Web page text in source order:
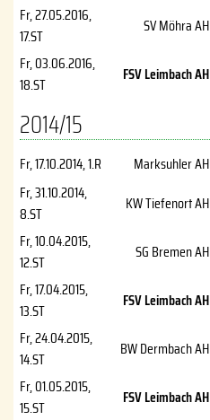
Fr, 27.05.2016,
17.ST
SV Möhra AH
Fr, 03.06.2016,
18.ST
FSV Leimbach AH
2014/15
Fr, 17.10.2014, 1.R Marksuhler AH
Fr, 31.10.2014,
8.ST
KW Tiefenort AH
Fr, 10.04.2015,
12.ST
SG Bremen AH
Fr, 17.04.2015,
13.ST
FSV Leimbach AH
Fr, 24.04.2015,
14.ST
BW Dermbach AH
Fr, 01.05.2015,
15.ST
FSV Leimbach AH